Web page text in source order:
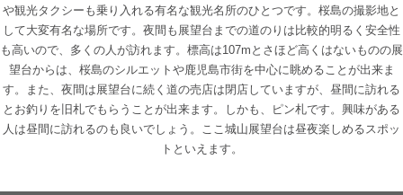
や観光タクシーも乗り入れる有名な観光名所のひとつです。桜島の撮影地と
して大変有名な場所です。夜間も展望台までの道のりは比較的明るく安全性
も高いので、多くの人が訪れます。標高は107mとさほど高くはないものの展
望台からは、桜島のシルエットや鹿児島市街を中心に眺めることが出来ま
す。また、夜間は展望台に続く道の売店は閉店していますが、昼間に訪れる
とお釣りを旧札でもらうことが出来ます。しかも、ピン札です。興味がある
人は昼間に訪れるのも良いでしょう。ここ城山展望台は昼夜楽しめるスポッ
トといえます。